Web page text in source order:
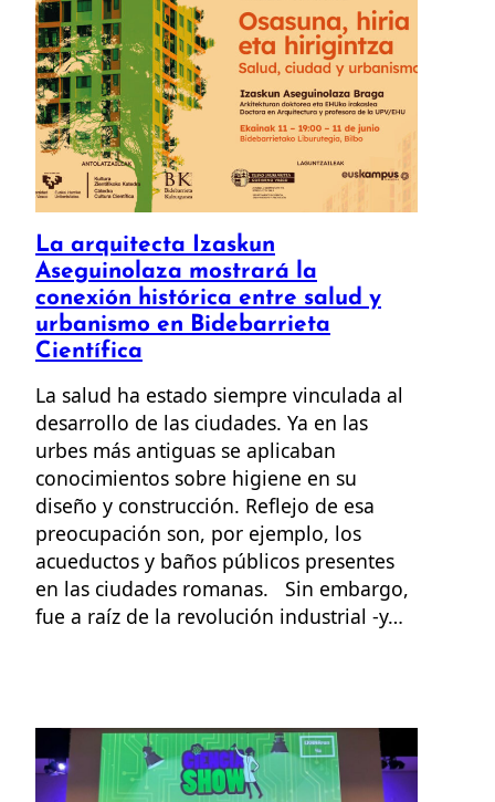
La arquitecta Izaskun
Aseguinolaza mostrará la
conexión histórica entre salud y
urbanismo en Bidebarrieta
Científica
La salud ha estado siempre vinculada al
desarrollo de las ciudades. Ya en las
urbes más antiguas se aplicaban
conocimientos sobre higiene en su
diseño y construcción. Reflejo de esa
preocupación son, por ejemplo, los
acueductos y baños públicos presentes
en las ciudades romanas. Sin embargo,
fue a raíz de la revolución industrial -y…